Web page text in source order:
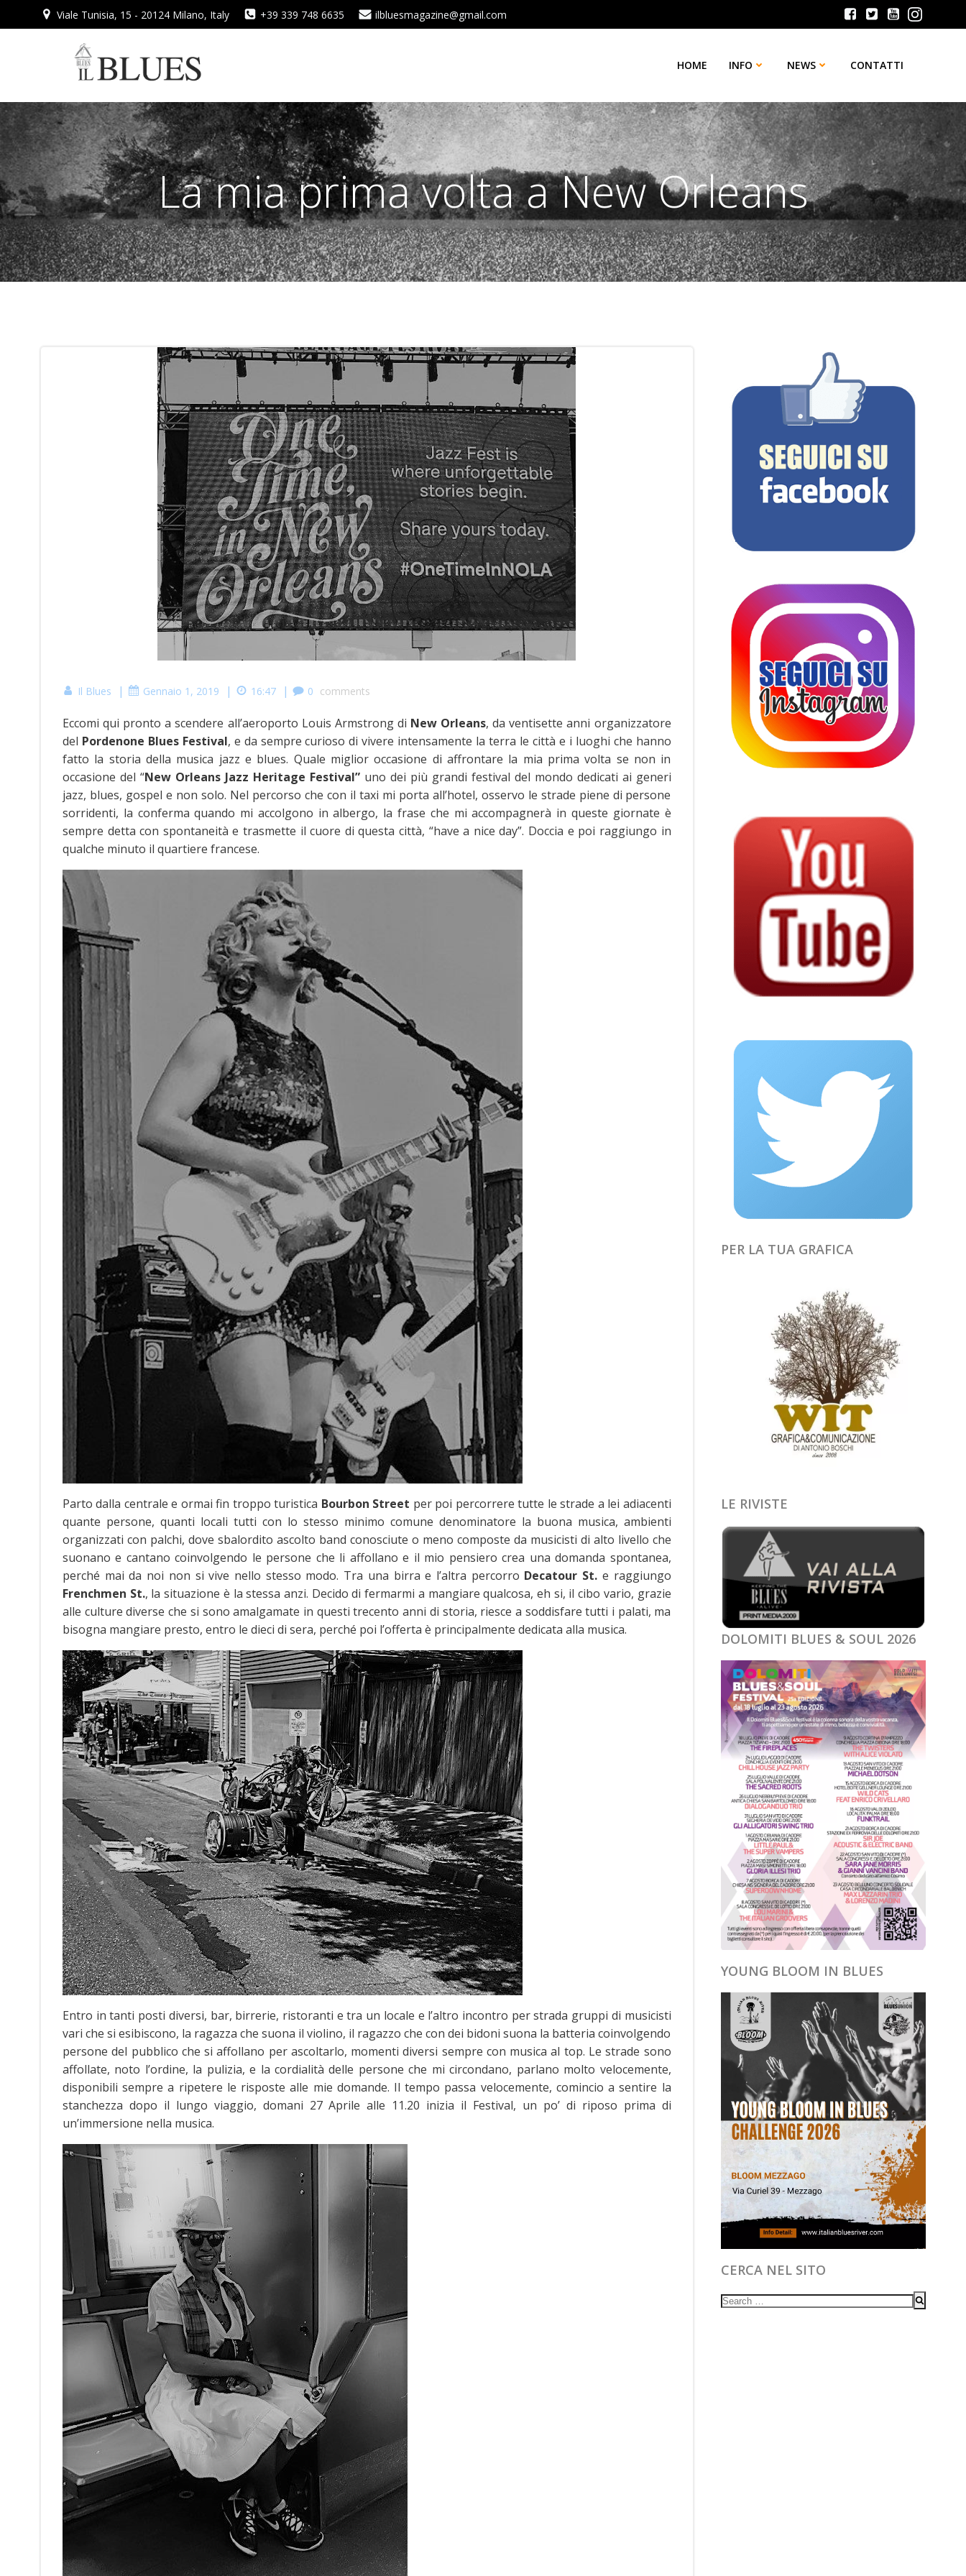
al
Viale Tunisia, 15 - 20124 Milano, Italy +39 339 748 6635 ilbluesmagazine@gmail.com
HOME INFO NEWS CONTATTI
La mia prima volta a New Orleans
Il Blues | Gennaio 1, 2019 | 16:47 | 0 comments
Eccomi qui pronto a scendere all’aeroporto Louis Armstrong di New Orleans, da ventisette anni organizzatore
del Pordenone Blues Festival, e da sempre curioso di vivere intensamente la terra le città e i luoghi che hanno
fatto la storia della musica jazz e blues. Quale miglior occasione di affrontare la mia prima volta se non in
occasione del “New Orleans Jazz Heritage Festival”uno dei più grandi festival del mondo dedicati ai generi
jazz, blues, gospel e non solo. Nel percorso che con il taxi mi porta all’hotel, osservo le strade piene di persone
sorridenti, la conferma quando mi accolgono in albergo, la frase che mi accompagnerà in queste giornate è
sempre detta con spontaneità e trasmette il cuore di questa città, “have a nice day”. Doccia e poi raggiungo in
qualche minuto il quartiere francese.
Parto dalla centrale e ormai fin troppo turistica Bourbon Street per poi percorrere tutte le strade a lei adiacenti
quante persone, quanti locali tutti con lo stesso minimo comune denominatore la buona musica, ambienti
organizzati con palchi, dove sbalordito ascolto band conosciute o meno composte da musicisti di alto livello che
suonano e cantano coinvolgendo le persone che li affollano e il mio pensiero crea una domanda spontanea,
perché mai da noi non si vive nello stesso modo. Tra una birra e l’altra percorro Decatour St. e raggiungo
Frenchmen St., la situazione è la stessa anzi. Decido di fermarmi a mangiare qualcosa, eh si, il cibo vario, grazie
alle culture diverse che si sono amalgamate in questi trecento anni di storia, riesce a soddisfare tutti i palati, ma
bisogna mangiare presto, entro le dieci di sera, perché poi l’offerta è principalmente dedicata alla musica.
Entro in tanti posti diversi, bar, birrerie, ristoranti e tra un locale e l’altro incontro per strada gruppi di musicisti
vari che si esibiscono, la ragazza che suona il violino, il ragazzo che con dei bidoni suona la batteria coinvolgendo
persone del pubblico che si affollano per ascoltarlo, momenti diversi sempre con musica al top. Le strade sono
affollate, noto l’ordine, la pulizia, e la cordialità delle persone che mi circondano, parlano molto velocemente,
disponibili sempre a ripetere le risposte alle mie domande. Il tempo passa velocemente, comincio a sentire la
stanchezza dopo il lungo viaggio, domani 27 Aprile alle 11.20 inizia il Festival, un po’ di riposo prima di
un’immersione nella musica.
PER LA TUA GRAFICA
LE RIVISTE
DOLOMITI BLUES & SOUL 2026
YOUNG BLOOM IN BLUES
CERCA NEL SITO
Search